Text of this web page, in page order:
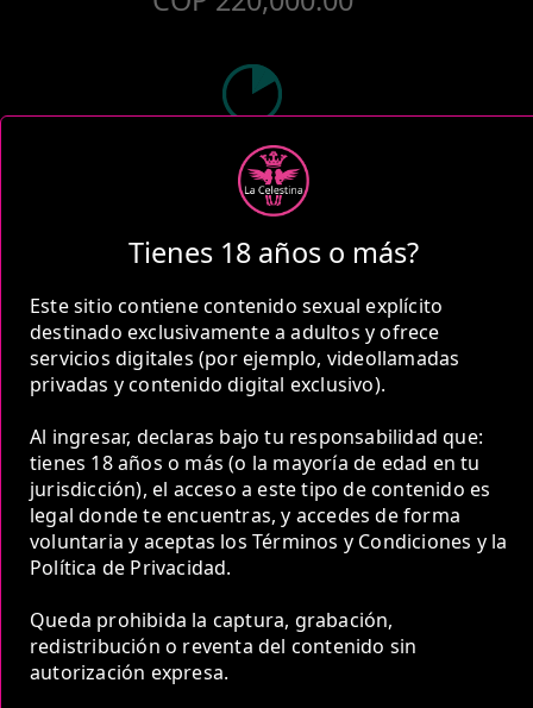
Tienes 18 años o más?
Este sitio contiene contenido sexual explícito
destinado exclusivamente a adultos y ofrece
servicios digitales (por ejemplo, videollamadas
privadas y contenido digital exclusivo).
Al ingresar, declaras bajo tu responsabilidad que:
tienes 18 años o más (o la mayoría de edad en tu
jurisdicción), el acceso a este tipo de contenido es
legal donde te encuentras, y accedes de forma
voluntaria y aceptas los Términos y Condiciones y la
Política de Privacidad.
Queda prohibida la captura, grabación,
redistribución o reventa del contenido sin
autorización expresa.
2 Horas
COP 360,000.00
5 Horas
Estas tarifas incluyen transporte y preservativos
Medio de Pago: